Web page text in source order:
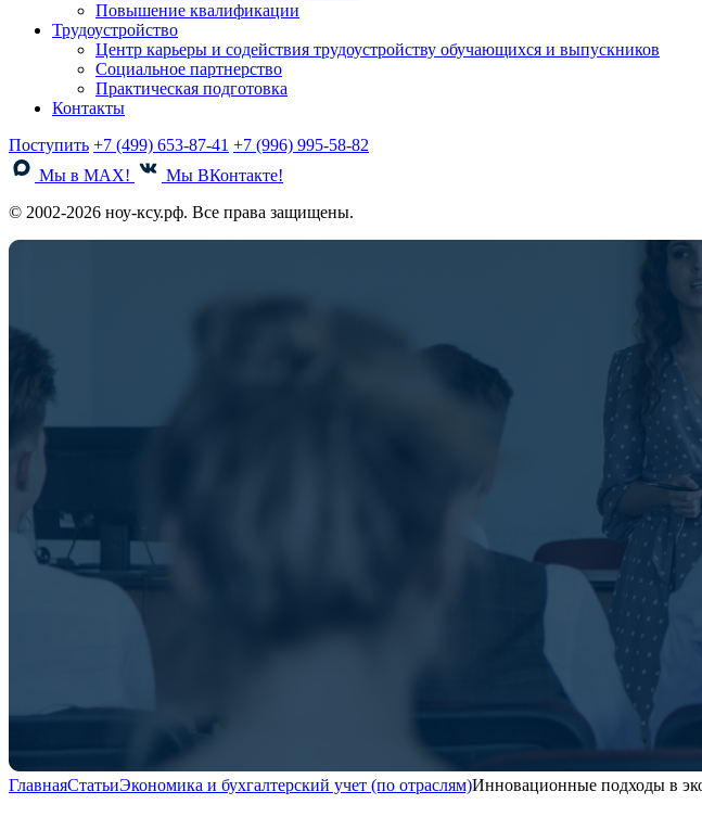
Повышение квалификации
Трудоустройство
Центр карьеры и содействия трудоустройству обучающихся и выпускников
Социальное партнерство
Практическая подготовка
Контакты
Поступить +7 (499) 653-87-41 +7 (996) 995-58-82
Мы в MAX!
Мы ВКонтакте!
© 2002-2026 ноу-ксу.рф. Все права защищены.
ГлавнаяСтатьиЭкономика и бухгалтерский учет (по отраслям)Инновационные подходы в